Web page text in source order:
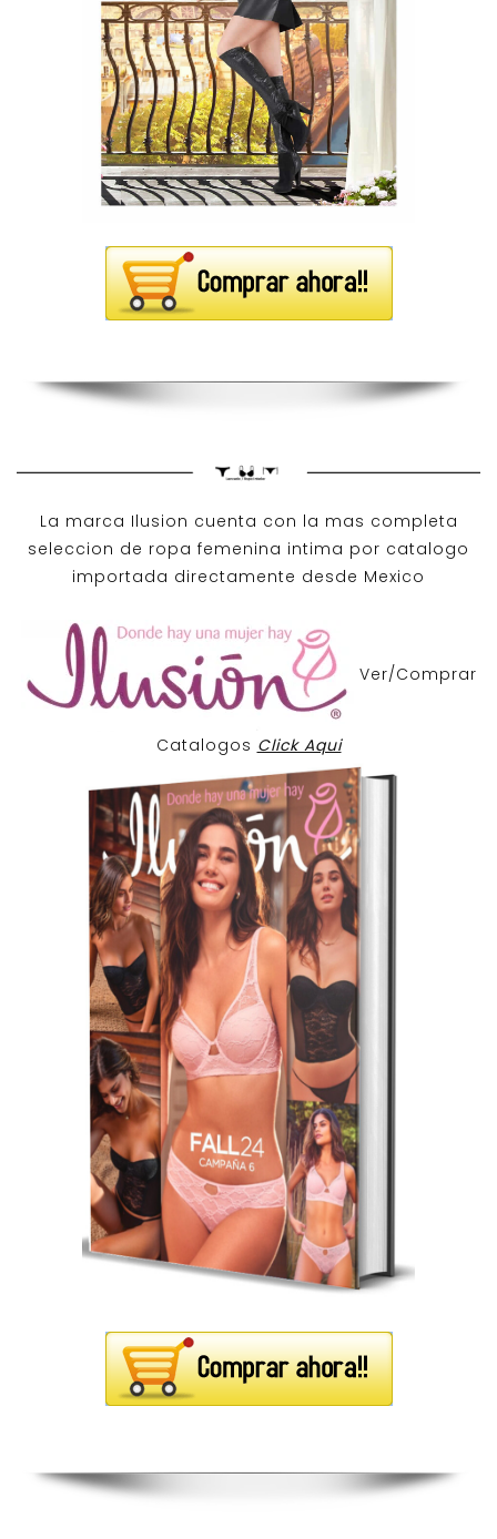
La marca Ilusion cuenta con la mas completa
seleccion de ropa femenina intima por catalogo
importada directamente desde Mexico
Ver/Comprar
Catalogos Click Aqui